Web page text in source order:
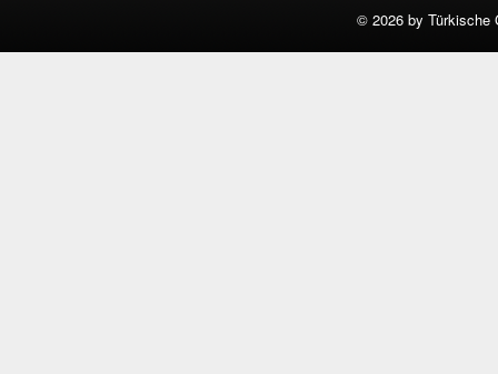
© 2026 by Türkische